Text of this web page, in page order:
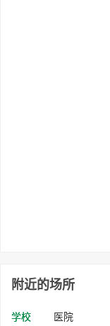
附近的场所
学校 医院